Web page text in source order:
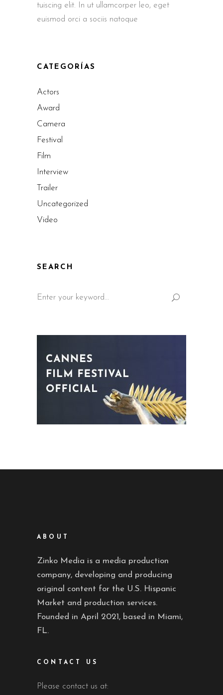
tuiscing elit. In ut ullamcorper leo, eget
euismod orci a sociis natoque
CATEGORÍAS
Actors
Award
Camera
Festival
Film
Interview
Trailer
Uncategorized
Video
SEARCH
ABOUT
Zinko Media is a media production
company, developing and producing
original content for the U.S. Hispanic
Market and production services.
Founded in April 2021, based in Miami,
FL.
CONTACT US
Please contact us at: